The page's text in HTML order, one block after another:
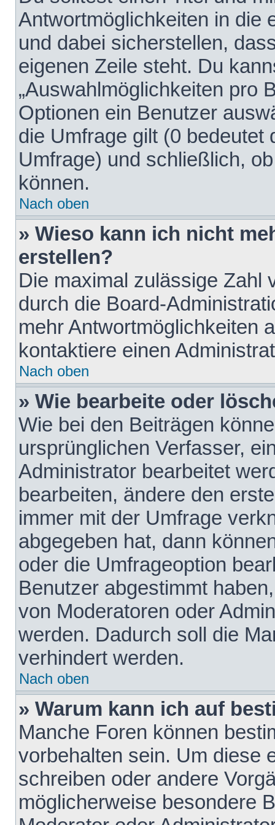
Antwortmöglichkeiten in die
und dabei sicherstellen,
eigenen Zeile steht. Du
„Auswahlmöglichkeiten pro
Optionen ein Benutzer
die Umfrage gilt (0 bedeutet
Umfrage) und schließlich,
können.
Nach oben
» Wieso kann ich nicht
erstellen?
Die maximal zulässige Zahl
durch die Board-
mehr Antwortmöglichkeiten
kontaktiere einen
Nach oben
» Wie bearbeite oder
Wie bei den Beiträgen
ursprünglichen Verfasser,
Administrator bearbeitet
bearbeiten, ändere den
immer mit der Umfrage
abgegeben hat, dann
oder die Umfrageoption
Benutzer abgestimmt
von Moderatoren oder
werden. Dadurch soll die
verhindert werden.
Nach oben
» Warum kann ich auf
Manche Foren können
vorbehalten sein. Um diese
schreiben oder andere
möglicherweise besondere